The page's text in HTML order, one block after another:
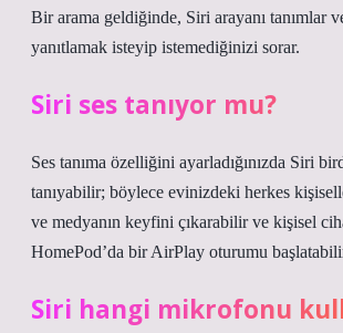
Bir arama geldiğinde, Siri arayanı tanımlar
yanıtlamak isteyip istemediğinizi sorar.
Siri ses tanıyor mu?
Ses tanıma özelliğini ayarladığınızda Siri
tanıyabilir; böylece evinizdeki herkes
ve medyanın keyfini çıkarabilir ve kişisel
HomePod’da bir AirPlay oturumu
Siri hangi mikrofonu